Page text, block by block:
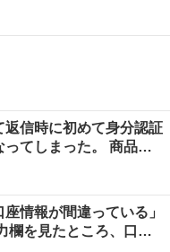
信時に初めて身分認証
てしまった。 商品登
情報が間違っている」
欄を見たところ、口座